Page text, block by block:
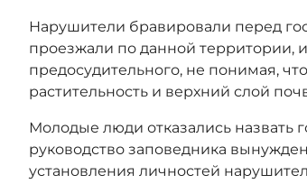
Нарушители бравировали перед
проезжали по данной территории,
предосудительного, не понимая,
растительность и верхний слой
Молодые люди отказались назвать
руководство заповедника
установления личностей